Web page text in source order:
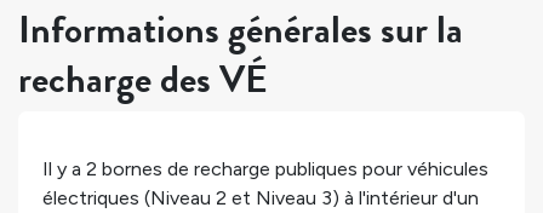
Informations générales sur la
recharge des VÉ
Il y a 2 bornes de recharge publiques pour véhicules
électriques (Niveau 2 et Niveau 3) à l'intérieur d'un